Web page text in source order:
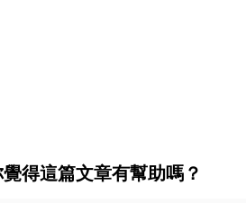
得這篇文章有幫助嗎？